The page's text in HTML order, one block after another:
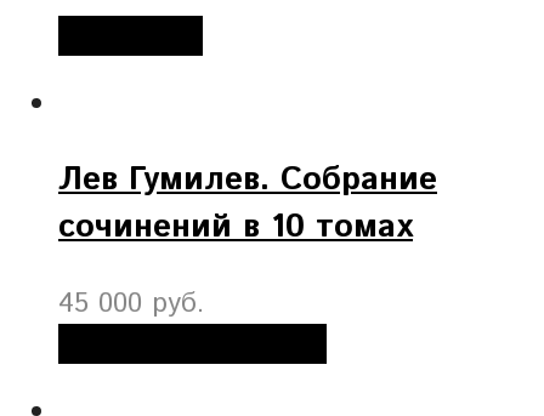
Лев Гумилев. Собрание
сочинений в 10 томах
45 000 руб.